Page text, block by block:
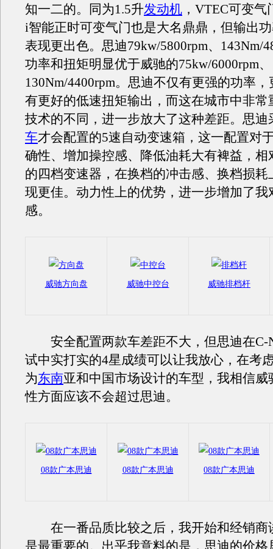
知一二的。同为1.5升发动机 ，VTEC可变
i智能正时可变气门也是大名鼎鼎，但输出
表现更出色。思迪79kw/5800rpm、143Nm/
功率和扭矩明显优于威驰的75kw/6000rpm、
130Nm/4400rpm。思迪不仅有更强的功率
有更好的低速扭矩输出，而这在城市中非常
技术的不同，进一步放大了这种差距。思迪
车才会配置的5速自动变速箱，这一配置对
确性、增加操控感、降低油耗大有裨益，相
的四档变速器，在换档的冲击感、换档损耗
现更佳。动力性上的优势，进一步增加了我
感。
威驰方向盘 威驰中控台 威驰排档杆
安全配置两款车差距不大，但思迪在C-
试中实打实的4星成绩可以让我放心，在考
为东南亚和中国市场设计的车型，我相信威
性方面应该不会超过思迪。
08款广本思迪 08款广本思迪 08款广本思迪
在一番品质比较之后，我开始和经销商
是最重要的。出乎我意料的是，思迪的价格